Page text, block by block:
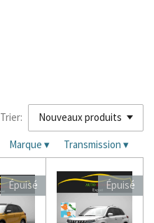
Trier:
Marque ▾ Transmission ▾
Épuisé Épuisé